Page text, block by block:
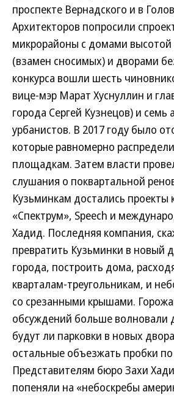
проспекте Вернадского и в
Архитекторов попросили
микрорайоны с домами высотой
(взамен сносимых) и дворами
конкурса вошли шесть
вице-мэр Марат Хуснуллин и
города Сергей Кузнецов) и семь
урбанистов. В 2017 году было
которые равномерно
площадкам. Затем власти
слушания о поквартальной
Кузьминкам достались
«Спектрум», Speech и
Хадид. Последняя компания,
превратить Кузьминки в новый
города, построить дома,
кварталам-треугольникам, и
со срезанными крышами.
обсуждений больше волновали
будут ли парковки в новых
остальные объезжать пробки
Представителям бюро Захи
попеняли на «небоскребы